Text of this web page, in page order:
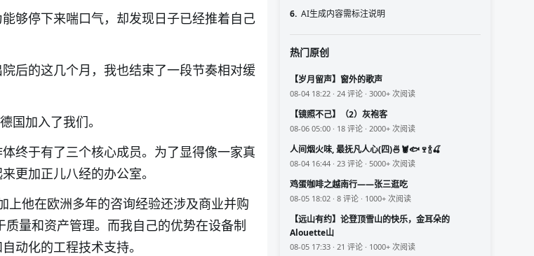
够停下来喘口气，却发现日子已经推着自己
后的这几个月，我也结束了一段节奏相对缓
国加入了我们。
终于有了三个核心成员。为了显得像一家真
更加正儿八经的办公室。
上他在欧洲多年的咨询经验还涉及商业并购
质量和资产管理。而我自己的优势在设备制
动化的工程技术支持。
6. AI生成内容需标注说明
热门原创
【岁月留声】窗外的歌声
08-04 18:22 · 24 评论 · 3000+ 次阅读
【镜照不己】（2）灰袍客
08-06 05:00 · 18 评论 · 2000+ 次阅读
人间烟火味, 最抚凡人心(四)🍜🦞🐟🍷🍾🍒
08-04 16:44 · 23 评论 · 5000+ 次阅读
鸡蛋咖啡之越南行——张三逛吃
08-05 18:02 · 8 评论 · 1000+ 次阅读
【远山有约】论登顶雪山的快乐，金耳朵的
Alouette山
08-05 17:33 · 21 评论 · 1000+ 次阅读